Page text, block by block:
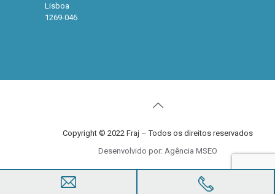
Lisboa
1269-046
Copyright © 2022 Fraj – Todos os direitos reservados
Desenvolvido por: Agência MSEO